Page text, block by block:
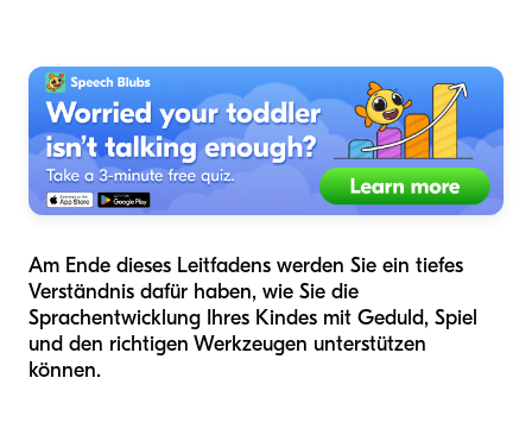
Am Ende dieses Leitfadens werden Sie ein tiefes
Verständnis dafür haben, wie Sie die
Sprachentwicklung Ihres Kindes mit Geduld, Spiel
und den richtigen Werkzeugen unterstützen
können.